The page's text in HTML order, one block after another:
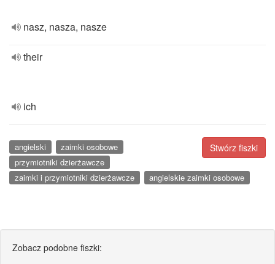
nasz, nasza, nasze
their
ich
Stwórz fiszki
angielski
zaimki osobowe
przymiotniki dzierżawcze
zaimki i przymiotniki dzierżawcze
angielskie zaimki osobowe
Zobacz podobne fiszki: